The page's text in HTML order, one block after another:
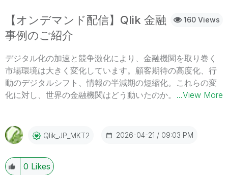
160 Views
【オンデマンド配信】Qlik 金融
事例のご紹介
デジタル化の加速と競争激化により、金融機関を取り巻く
市場環境は大きく変化しています。顧客期待の高度化、行
動のデジタルシフト、情報の半減期の短縮化。これらの変
化に対し、世界の金融機関はどう動いたのか。Qlik のグロ
す。 本 Web セミナーでは、データを通じた代替不可能な
顧客との信頼をどう築くか。具体的な事例とともにお伝え
します。 ※ パソコン・タブレット・スマートフォンで、ど
こからでもご視聴いただけます。今すぐ視聴する 今すぐ視
...View More
Qlik_JP_MKT2 2026-04-21 09:03 PM
0 Likes